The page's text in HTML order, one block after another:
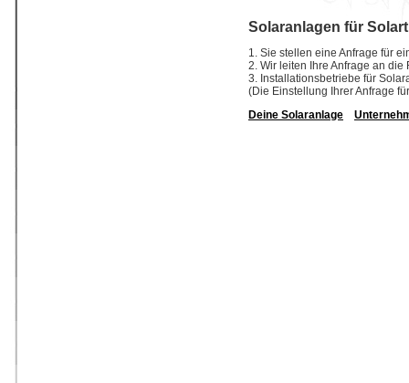
Solaranlagen für
1. Sie stellen eine Anfrage für
2. Wir leiten Ihre Anfrage an
3. Installationsbetriebe für
(Die Einstellung Ihrer Anfrage
Deine Solaranlage